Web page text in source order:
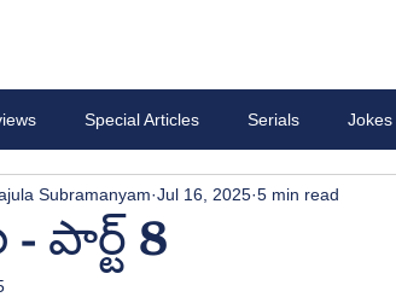
Special Articles Serials Jokes
- పార్ట్ 8
Subramanyam Jul 16, 2025 5 min read